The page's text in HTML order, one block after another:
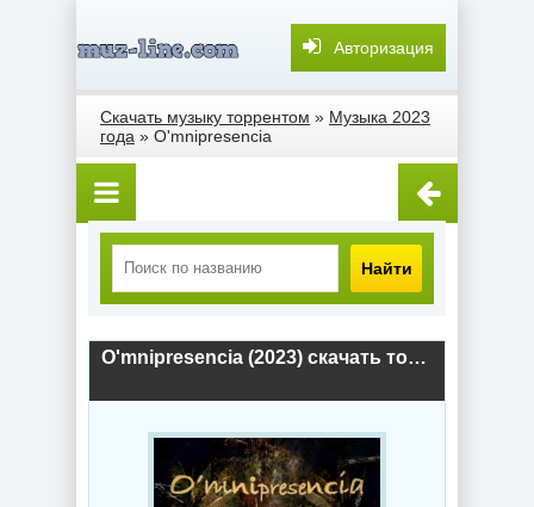
Авторизация
Скачать музыку торрентом » Музыка 2023
года » O'mnipresencia
Найти
O'mnipresencia (2023) скачать торрент